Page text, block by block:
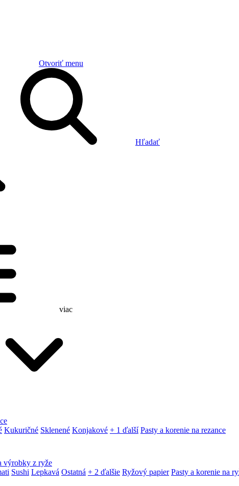
Otvoriť menu
Hľadať
viac
Kukuričné Sklenené Konjakové + 1 ďalší Pasty a korenie na rezance
výrobky z ryže
Sushi Lepkavá Ostatná + 2 ďalšie Ryžový papier Pasty a korenie na